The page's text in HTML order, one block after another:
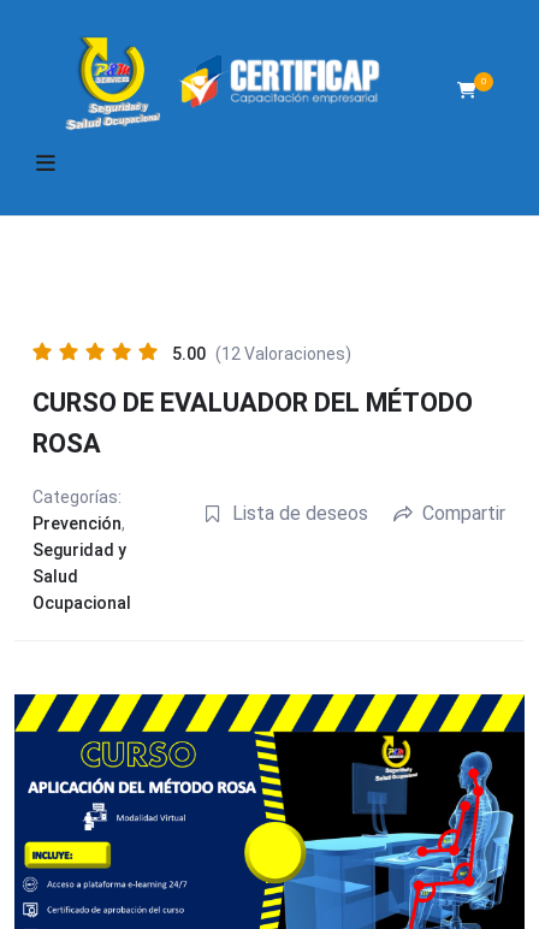
0
5.00 (12 Valoraciones)
CURSO DE EVALUADOR DEL MÉTODO
ROSA
Categorías:
Prevención,
Seguridad y
Salud
Ocupacional
Lista de deseos Compartir